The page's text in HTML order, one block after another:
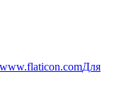
Для